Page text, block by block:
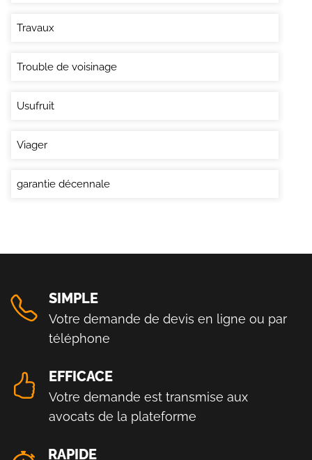
Travaux
Trouble de voisinage
Usufruit
Viager
garantie décennale
SIMPLE
Votre demande de devis en ligne ou par
téléphone
EFFICACE
Votre demande est transmise aux
avocats de la plateforme
RAPIDE